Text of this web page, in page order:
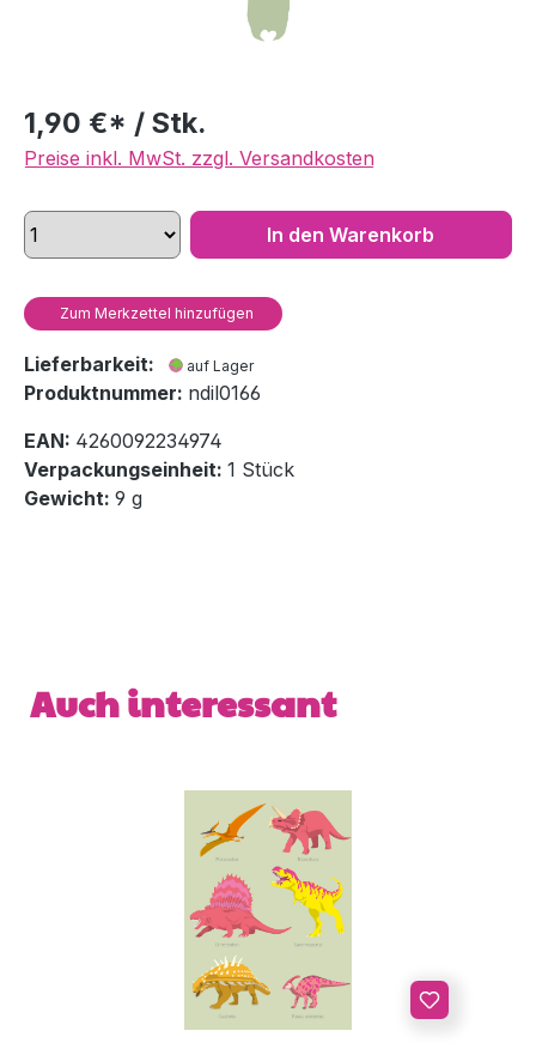
1,90 €* / Stk.
Preise inkl. MwSt. zzgl. Versandkosten
In den Warenkorb
Zum Merkzettel hinzufügen
Lieferbarkeit: auf Lager
Produktnummer: ndil0166
EAN: 4260092234974
Verpackungseinheit: 1 Stück
Gewicht: 9 g
Produktgalerie überspringen
Auch interessant